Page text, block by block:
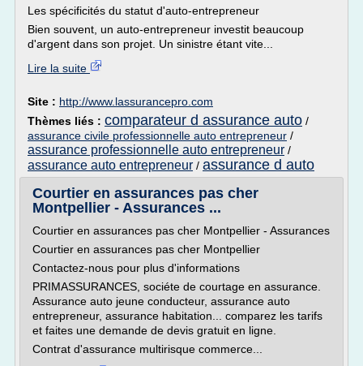
Les spécificités du statut d'auto-entrepreneur
Bien souvent, un auto-entrepreneur investit beaucoup
d'argent dans son projet. Un sinistre étant vite...
Lire la suite
Site : http://www.lassurancepro.com
Thèmes liés : comparateur d assurance auto /
assurance civile professionnelle auto entrepreneur /
assurance professionnelle auto entrepreneur /
assurance auto entrepreneur / assurance d auto
Courtier en assurances pas cher
Montpellier - Assurances ...
Courtier en assurances pas cher Montpellier - Assurances
Courtier en assurances pas cher Montpellier
Contactez-nous pour plus d'informations
PRIMASSURANCES, sociéte de courtage en assurance.
Assurance auto jeune conducteur, assurance auto
entrepreneur, assurance habitation... comparez les tarifs
et faites une demande de devis gratuit en ligne.
Contrat d'assurance multirisque commerce...